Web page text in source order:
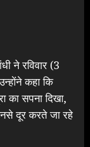
ने रविवार (3
कहा कि
का सपना दिखा,
उनसे दूर करते जा रहे